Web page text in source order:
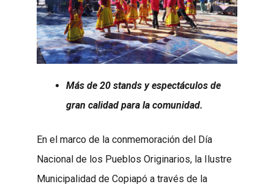
Más de 20 stands y espectáculos de
gran calidad para la comunidad.
En el marco de la conmemoración del Día
Nacional de los Pueblos Originarios, la Ilustre
Municipalidad de Copiapó a través de la